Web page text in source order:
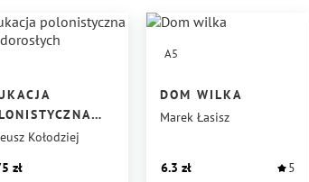
DOROSŁYCH
Kołodziej
A5
DOM WILKA
Marek Łasisz
6.3 5